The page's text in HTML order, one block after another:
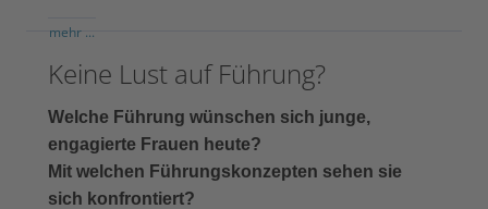
mehr ...
Keine Lust auf Führung?
Welche Führung wünschen sich junge,
engagierte Frauen heute?
Mit welchen Führungskonzepten sehen sie
sich konfrontiert?